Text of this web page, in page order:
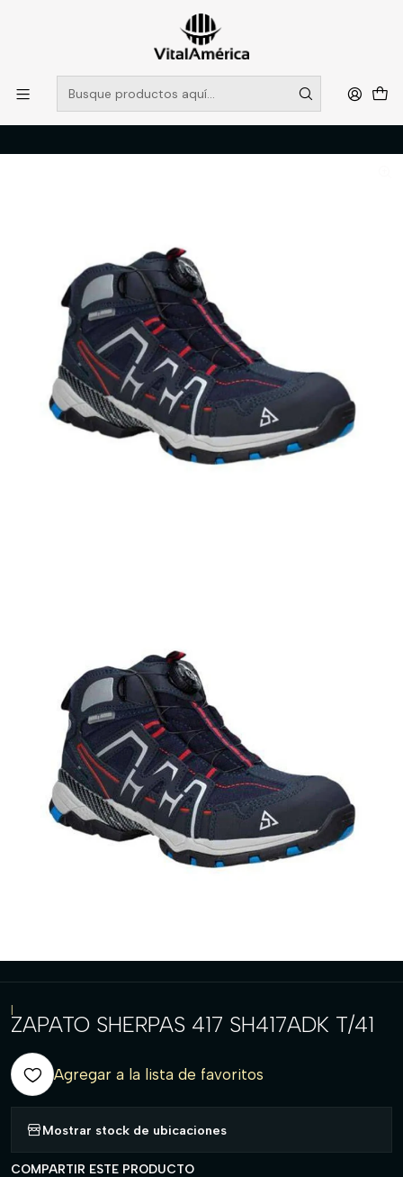
POR SISTEMA FRONTAL SOLO RETIROS EN TIENDA, DESDE
MUCHAS GRACIAS +569 5956 2237
Leer más
CALZADO
ZAPATOS DE SEGURIDAD
ZAPATO SHERPAS 417 SH417ADK T/41
|
ZAPATO SHERPAS 417 SH417ADK T/41
Agregar a la lista de favoritos
Mostrar stock de ubicaciones
COMPARTIR ESTE PRODUCTO